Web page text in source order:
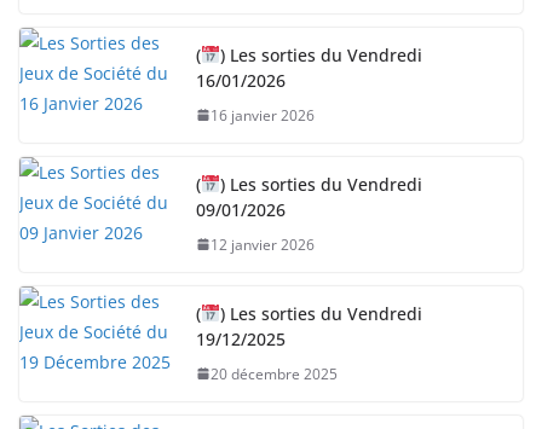
(
) Les sorties du Vendredi
16/01/2026
16 janvier 2026
(
) Les sorties du Vendredi
09/01/2026
12 janvier 2026
(
) Les sorties du Vendredi
19/12/2025
20 décembre 2025